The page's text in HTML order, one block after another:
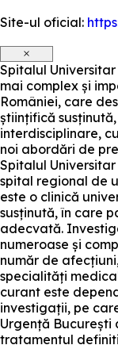
Site-ul oficial:
×
Spitalul
mai complex și
României, care
științifică
interdisciplinare,
noi abordări de
Spitalul
spital regional de
este o clinică
susținută, în care
adecvată.
numeroase și
număr de
specialități
curant este
investigații, pe
Urgență București
tratamentul